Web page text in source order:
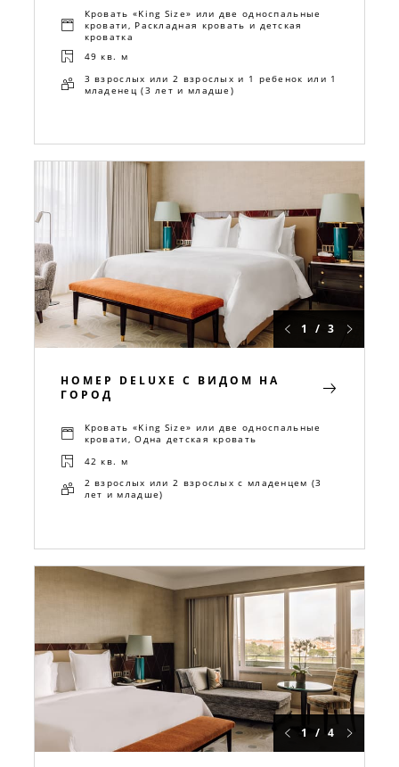
Кровать «King Size» или две односпальные
кровати, Раскладная кровать и детская
кроватка
49 кв. м
3 взрослых или 2 взрослых и 1 ребенок или 1
младенец (3 лет и младше)
1 / 3
НОМЕР DELUXE С ВИДОМ НА
ГОРОД
Кровать «King Size» или две односпальные
кровати, Одна детская кровать
42 кв. м
2 взрослых или 2 взрослых с младенцем (3
лет и младше)
1 / 4